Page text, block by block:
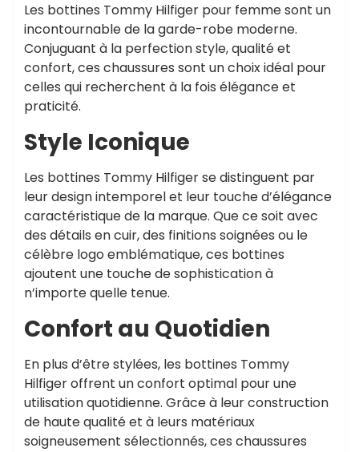
Les bottines Tommy Hilfiger pour femme sont un
incontournable de la garde-robe moderne.
Conjuguant à la perfection style, qualité et
confort, ces chaussures sont un choix idéal pour
celles qui recherchent à la fois élégance et
praticité.
Style Iconique
Les bottines Tommy Hilfiger se distinguent par
leur design intemporel et leur touche d’élégance
caractéristique de la marque. Que ce soit avec
des détails en cuir, des finitions soignées ou le
célèbre logo emblématique, ces bottines
ajoutent une touche de sophistication à
n’importe quelle tenue.
Confort au Quotidien
En plus d’être stylées, les bottines Tommy
Hilfiger offrent un confort optimal pour une
utilisation quotidienne. Grâce à leur construction
de haute qualité et à leurs matériaux
soigneusement sélectionnés, ces chaussures